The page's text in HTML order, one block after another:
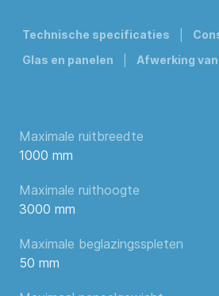
Technische specificaties
Glas en panelen
Afwerking
Maximale ruitbreedte
1000 mm
Maximale ruithoogte
3000 mm
Maximale beglazingsspleten
50 mm